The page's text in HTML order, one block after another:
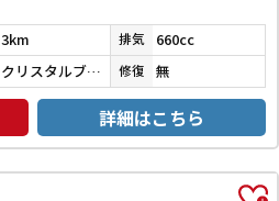
3km 排気 660cc
クリスタルブラックパール 修復 無
詳細はこちら